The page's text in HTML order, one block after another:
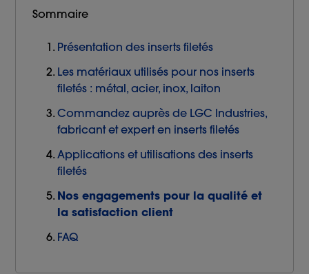
Sommaire
Présentation des inserts filetés
Les matériaux utilisés pour nos inserts
filetés : métal, acier, inox, laiton
Commandez auprès de LGC Industries,
fabricant et expert en inserts filetés
Applications et utilisations des inserts
filetés
Nos engagements pour la qualité et
la satisfaction client
FAQ